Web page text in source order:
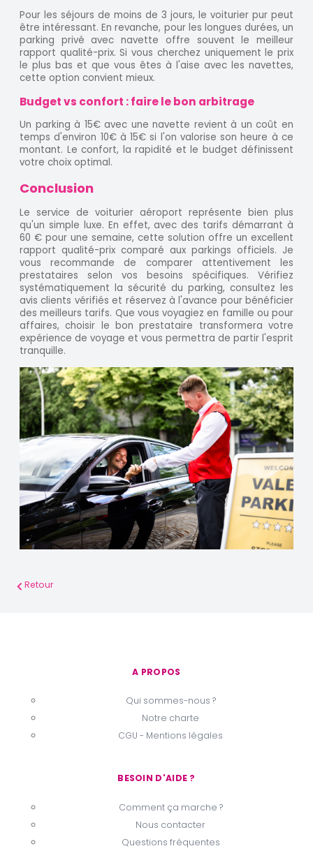
Pour les séjours de moins de 3 jours, le voiturier pur peut
être intéressant. En revanche, pour les longues durées, un
parking privé avec navette offre souvent le meilleur
rapport qualité-prix. Si vous cherchez uniquement le prix
le plus bas et que vous êtes à l'aise avec les navettes,
cette option convient mieux.
Budget vs confort : faire le bon arbitrage
Un parking à 15€ avec une navette revient à un coût en
temps d'environ 10€ à 15€ si l'on valorise son heure à ce
montant. Le confort, la rapidité et le budget définissent
votre choix optimal.
Conclusion
Le service de voiturier aéroport représente bien plus
qu'un simple luxe. En effet, avec des tarifs démarrant à
60 € pour une semaine, cette solution offre un excellent
rapport qualité-prix comparé aux parkings officiels. Je
vous recommande de comparer attentivement les
prestataires selon vos besoins spécifiques. Vérifiez
systématiquement la sécurité du parking, consultez les
avis clients vérifiés et réservez à l'avance pour bénéficier
des meilleurs tarifs. Que vous voyagiez en famille ou pour
affaires, choisir le bon prestataire transformera votre
expérience de voyage et vous permettra de partir l'esprit
tranquille.
Retour
A PROPOS
Qui sommes-nous ?
Notre charte
CGU - Mentions légales
BESOIN D'AIDE ?
Comment ça marche ?
Nous contacter
Questions fréquentes